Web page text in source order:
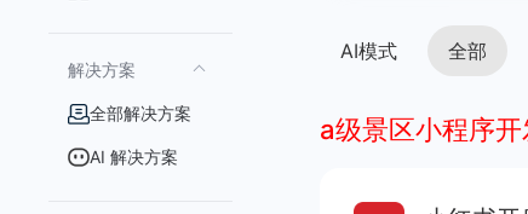
解决方案
全部解决方案
AI 解决方案
AI模式 全部
a级景区小程序开